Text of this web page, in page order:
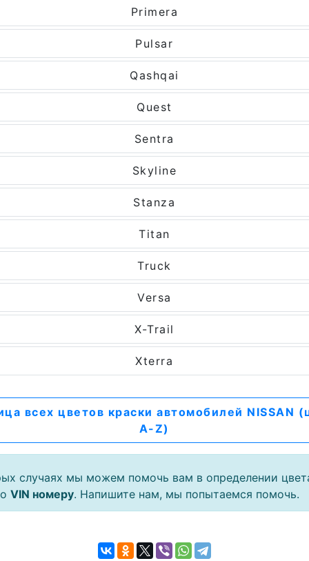
Primera
Pulsar
Qashqai
Quest
Sentra
Skyline
Stanza
Titan
Truck
Versa
X-Trail
Xterra
всех цветов краски автомобилей NISSAN
A-Z)
случаях мы можем помочь вам в определении
VIN номеру. Напишите нам, мы попытаемся помочь.